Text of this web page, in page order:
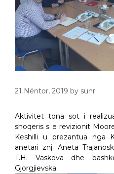
21 Nëntor, 2019 by sunr
Aktivitet tona sot i
shoqeris s e revizionit
Keshilli u prezantua nga
anetari znj. Aneta
T.H. Vaskova dhe
Gjorgjievska.